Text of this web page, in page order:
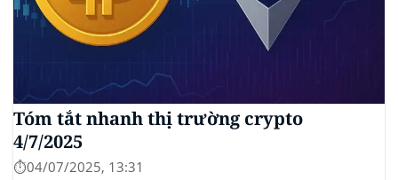
Tóm tắt nhanh thị trường crypto
4/7/2025
⏱️04/07/2025, 13:31